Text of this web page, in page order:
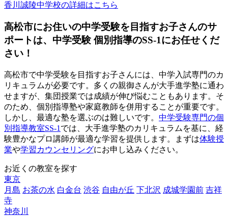
香川誠陵中学校の詳細はこちら
高松市にお住いの中学受験を目指すお子さんのサ
ポートは、中学受験 個別指導のSS-1にお任せくだ
さい！
高松市で中学受験を目指すお子さんには、中学入試専門のカ
リキュラムが必要です。多くの親御さんが大手進学塾に通わ
せますが、集団授業では成績が伸び悩むこともあります。そ
のため、個別指導塾や家庭教師を併用することが重要です。
しかし、最適な塾を選ぶのは難しいです。 中学受験専門の個
別指導教室SS-1 では、大手進学塾のカリキュラムを基に、経
験豊かなプロ講師が最適な学習を提供します。まずは体験授
業や学習カウンセリングにお申し込みください。
お近くの教室を探す
東京
月島 お茶の水 白金台 渋谷 自由が丘 下北沢 成城学園前 吉祥
寺
神奈川